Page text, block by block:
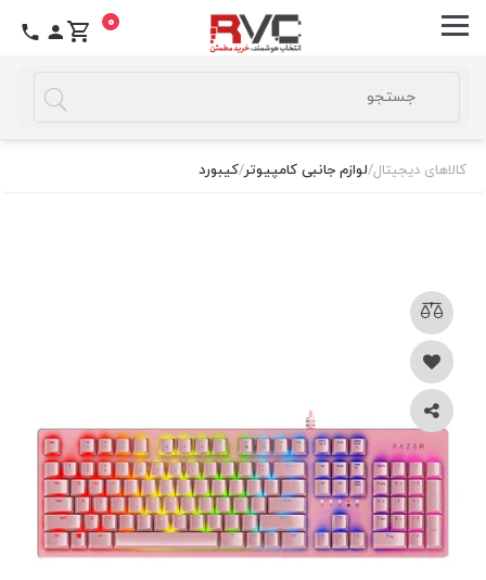
0
کالاهای دیجیتال/لوازم جانبی کامپیوتر/کیبورد